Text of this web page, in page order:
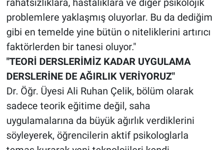
rahatsızlıklara, hastalıklara ve diğer psikolojik
problemlere yaklaşmış oluyorlar. Bu da dediğim
gibi en temelde yine bütün o niteliklerini artırıcı
faktörlerden bir tanesi oluyor."
"TEORİ DERSLERİMİZ KADAR UYGULAMA
DERSLERİNE DE AĞIRLIK VERİYORUZ"
Dr. Öğr. Üyesi Ali Ruhan Çelik, bölüm olarak
sadece teorik eğitime değil, saha
uygulamalarına da büyük ağırlık verdiklerini
söyleyerek, öğrencilerin aktif psikologlarla